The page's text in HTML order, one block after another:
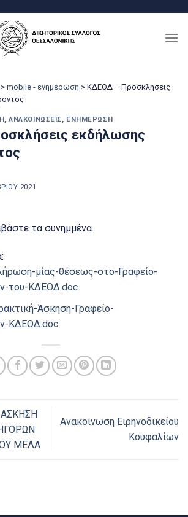
> mobile - ενημέρωση > ΚΔΕΟΔ – Προσκλήσεις
,ΑΝΑΚΟΙΝΏΣΕΙΣ , ΕΝΗΜΈΡΩΣΗ
εκδήλωσης
2021
τα συνημμένα.
μίας-θέσεως-στο-Γραφείο-
του-ΚΔΕΟΔ.doc
Άσκηση-Γραφείο-
ΚΔΕΟΔ.doc
ΜΕΛΑ
Ανακοινωση Ειρηνοδικείου
Κουφαλίων